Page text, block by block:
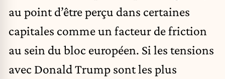
au point d’être perçu dans certaines
capitales comme un facteur de friction
au sein du bloc européen. Si les tensions
avec Donald Trump sont les plus